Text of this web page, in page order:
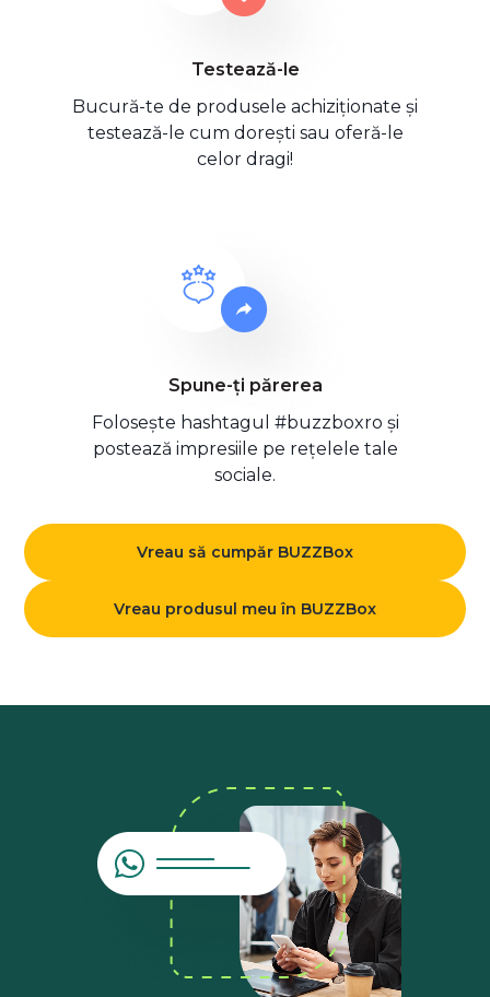
Testează-le
Bucură-te de produsele achiziționate și
testează-le cum dorești sau oferă-le
celor dragi!
Spune-ți părerea
Folosește hashtagul #buzzboxro și
postează impresiile pe rețelele tale
sociale.
Vreau să cumpăr BUZZBox
Vreau produsul meu în BUZZBox